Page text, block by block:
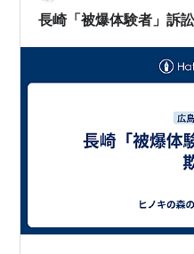
長崎「被爆体験者」訴